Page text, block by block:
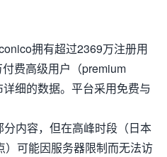
拥有超过2369万注册用
费高级用户（premium
细的数据。平台采用免费与
分内容，但在高峰时段（日本
）可能因服务器限制而无法访